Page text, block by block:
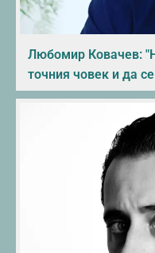
Любомир Ковачев:
точния човек и да